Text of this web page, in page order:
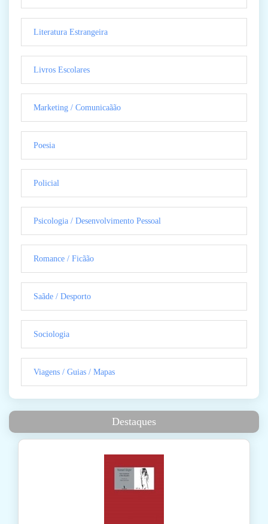
Literatura Estrangeira
Livros Escolares
Marketing / Comunicaãão
Poesia
Policial
Psicologia / Desenvolvimento Pessoal
Romance / Ficãão
Saãde / Desporto
Sociologia
Viagens / Guias / Mapas
Destaques